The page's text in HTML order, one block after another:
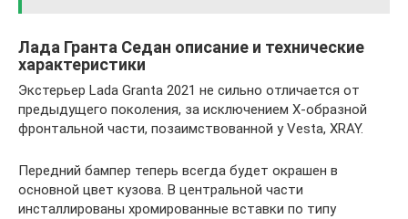
Лада Гранта Седан описание и технические
характеристики
Экстерьер Lada Granta 2021 не сильно отличается от
предыдущего поколения, за исключением Х-образной
фронтальной части, позаимствованной у Vesta, XRAY.
Передний бампер теперь всегда будет окрашен в
основной цвет кузова. В центральной части
инсталлированы хромированные вставки по типу